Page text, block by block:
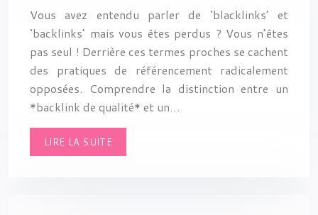
Vous avez entendu parler de ‘blacklinks’ et
‘backlinks’ mais vous êtes perdus ? Vous n’êtes
pas seul ! Derrière ces termes proches se cachent
des pratiques de référencement radicalement
opposées. Comprendre la distinction entre un
*backlink de qualité* et un…
LIRE LA SUITE